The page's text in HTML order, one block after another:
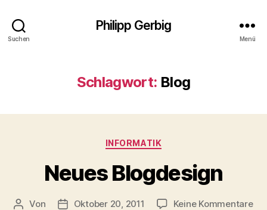
Suchen
Philipp Gerbig
Menü
Schlagwort: Blog
Kategorien
INFORMATIK
Neues Blogdesign
Beitragsautor
Von Veröffentlichungsdatum
Oktober 20, 2011 Keine Kommentarezu